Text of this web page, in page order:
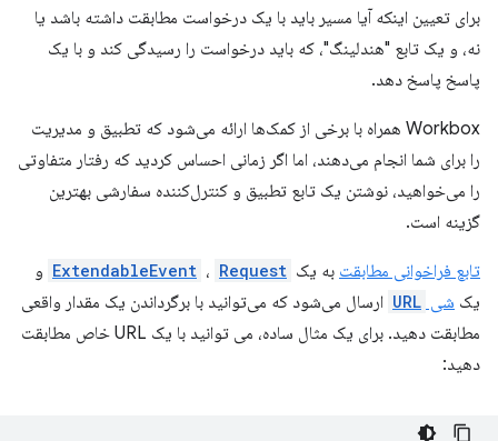
برای تعیین اینکه آیا مسیر باید با یک درخواست مطابقت داشته باشد یا
نه، و یک تابع "هندلینگ"، که باید درخواست را رسیدگی کند و با یک
پاسخ پاسخ دهد.
Workbox همراه با برخی از کمک‌ها ارائه می‌شود که تطبیق و مدیریت
را برای شما انجام می‌دهند، اما اگر زمانی احساس کردید که رفتار متفاوتی
را می‌خواهید، نوشتن یک تابع تطبیق و کنترل‌کننده سفارشی بهترین
گزینه است.
تابع فراخوانی مطابقت به یک ExtendableEvent ، Request
و
یک شی URL ارسال می‌شود که می‌توانید با برگرداندن یک مقدار واقعی
مطابقت دهید. برای یک مثال ساده، می توانید با یک URL خاص مطابقت
دهید: